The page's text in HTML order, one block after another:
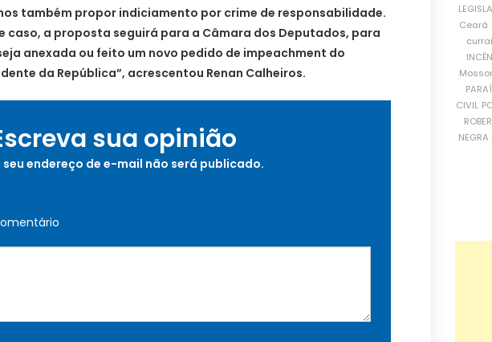
também propor indiciamento por crime de responsabilidade.
caso, a proposta seguirá para a Câmara dos Deputados, para
anexada ou feito um novo pedido de impeachment do
da República”, acrescentou Renan Calheiros.
sua opinião
seu endereço de e-mail não será publicado.
Ceará
CIVIL
NEGRA